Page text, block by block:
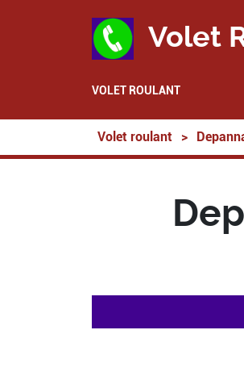
Volet
VOLET ROULANT
Volet roulant >